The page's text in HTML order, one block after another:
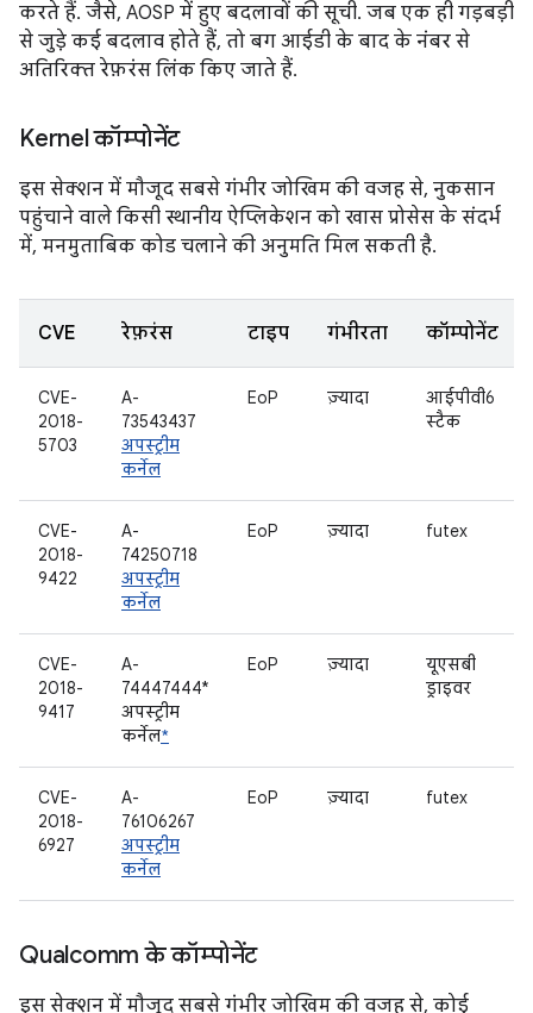
करते हैं. जैसे, AOSP में हुए बदलावों की सूची. जब एक ही गड़बड़ी
से जुड़े कई बदलाव होते हैं, तो बग आईडी के बाद के नंबर से
अतिरिक्त रेफ़रंस लिंक किए जाते हैं.
Kernel कॉम्पोनेंट
इस सेक्शन में मौजूद सबसे गंभीर जोखिम की वजह से, नुकसान
पहुंचाने वाले किसी स्थानीय ऐप्लिकेशन को खास प्रोसेस के संदर्भ
में, मनमुताबिक कोड चलाने की अनुमति मिल सकती है.
CVE रेफ़रंस टाइप गंभीरता कॉम्पोनेंट
CVE-
2018-
5703
A-
73543437
अपस्ट्रीम
कर्नेल
EoP ज़्यादा
आईपीवी6
स्टैक
CVE-
2018-
9422
A-
74250718
अपस्ट्रीम
कर्नेल
EoP ज़्यादा futex
CVE-
2018-
9417
A-
74447444*
अपस्ट्रीम
कर्नेल*
EoP ज़्यादा
यूएसबी
ड्राइवर
CVE-
2018-
6927
A-
76106267
अपस्ट्रीम
कर्नेल
EoP ज़्यादा futex
Qualcomm के कॉम्पोनेंट
इस सेक्शन में मौजूद सबसे गंभीर जोखिम की वजह से, कोई